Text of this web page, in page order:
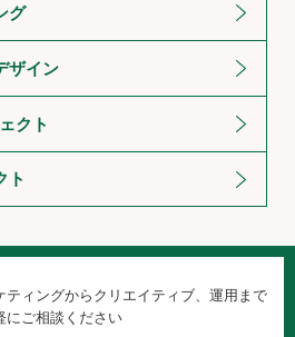
グ
ザイン
クト
ト
ティングからクリエイティブ、運用まで
にご相談ください